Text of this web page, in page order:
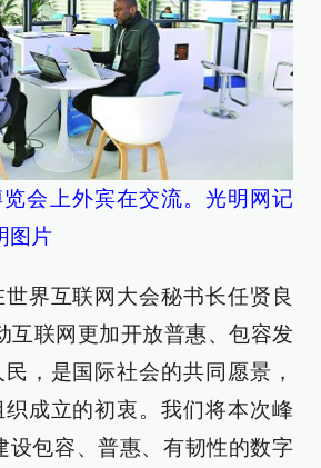
览会上外宾在交流。光明网记
图片
界互联网大会秘书长任贤良
互联网更加开放普惠、包容发
，是国际社会的共同愿景，
成立的初衷。我们将本次峰
设包容、普惠、有韧性的数字